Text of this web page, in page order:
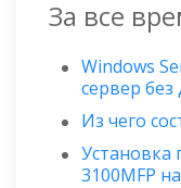
За все
Windows
сервер
Из чего
Установка
3100MFP